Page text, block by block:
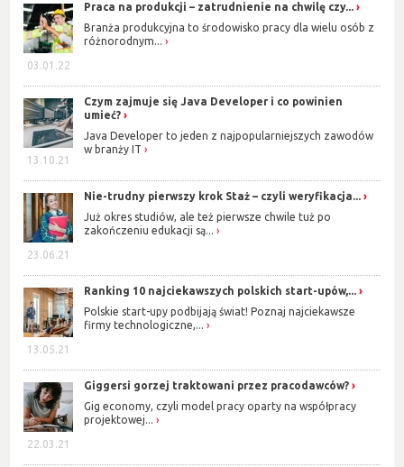
03.01.22
Praca na produkcji – zatrudnienie na chwilę czy...
Branża produkcyjna to środowisko pracy dla wielu osób z
różnorodnym...
13.10.21
Czym zajmuje się Java Developer i co powinien
umieć?
Java Developer to jeden z najpopularniejszych zawodów
w branży IT
23.06.21
Nie-trudny pierwszy krok Staż – czyli weryfikacja...
Już okres studiów, ale też pierwsze chwile tuż po
zakończeniu edukacji są...
13.05.21
Ranking 10 najciekawszych polskich start-upów,...
Polskie start-upy podbijają świat! Poznaj najciekawsze
firmy technologiczne,...
22.03.21
Giggersi gorzej traktowani przez pracodawców?
Gig economy, czyli model pracy oparty na współpracy
projektowej...